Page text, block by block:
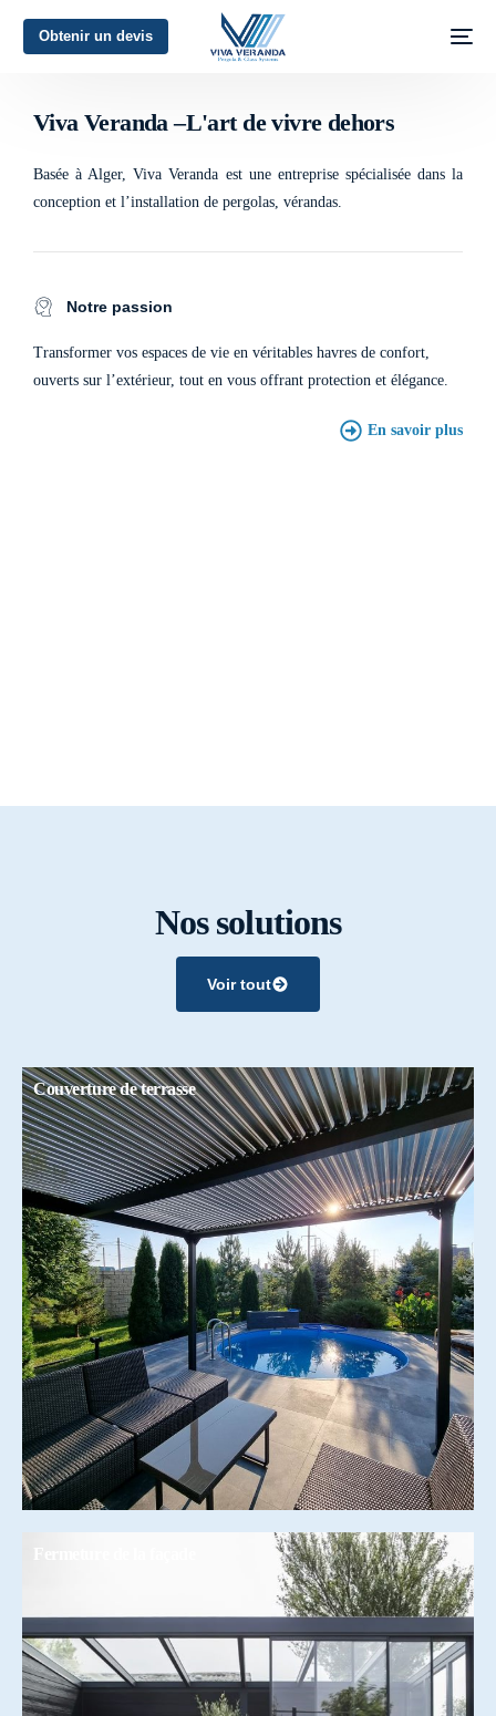
Obtenir un devis
L'art de vivre dehors
Viva Veranda –L'art de vivre dehors
Basée à Alger, Viva Veranda est une entreprise spécialisée dans la
conception et l’installation de pergolas, vérandas.
Notre passion
Transformer vos espaces de vie en véritables havres de confort,
ouverts sur l’extérieur, tout en vous offrant protection et élégance.
En savoir plus
Nos solutions
Voir tout
Couverture de terrasse